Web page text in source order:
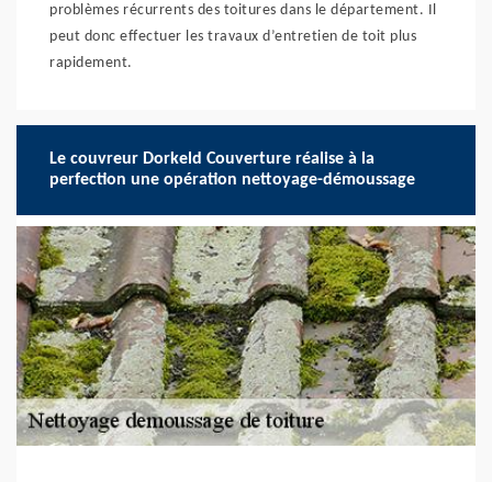
problèmes récurrents des toitures dans le département. Il
peut donc effectuer les travaux d’entretien de toit plus
rapidement.
Le couvreur Dorkeld Couverture réalise à la
perfection une opération nettoyage-démoussage